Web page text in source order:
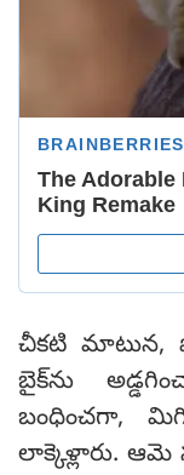
చీకటి మాటున,
బైక్‌ను
బంధించగా,
లాక్కెళ్లారు.